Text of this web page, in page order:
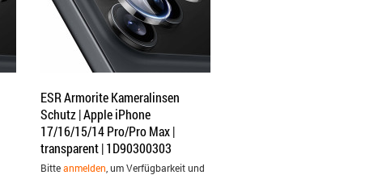
ESR Armorite Kameralinsen
Schutz | Apple iPhone
17/16/15/14 Pro/Pro Max |
transparent | 1D90300303
Bitteanmelden , um Verfügbarkeit und